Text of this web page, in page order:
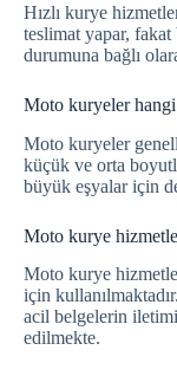
Hızlı kurye
teslimat yapar,
durumuna bağlı
Moto kuryeler
Moto kuryeler
küçük ve orta
büyük eşyalar için
Moto kurye
Moto kurye
için
acil belgelerin
edilmekte.